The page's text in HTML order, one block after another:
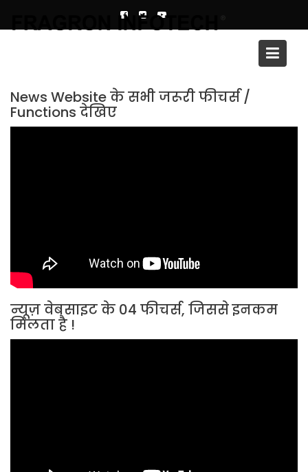
News Website के सभी जरूरी फीचर्स /
Functions देखिए
न्यूज़ वेबसाइट के 04 फीचर्स, जिससे इनकम
मिलता है !